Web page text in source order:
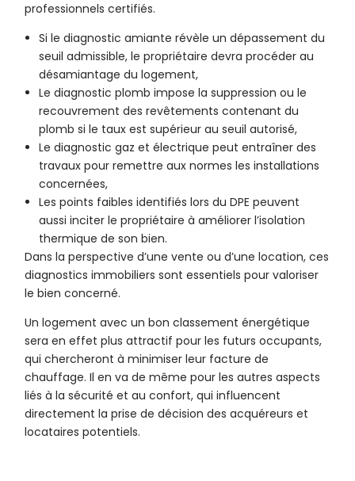
professionnels certifiés.
Si le diagnostic amiante révèle un dépassement du
seuil admissible, le propriétaire devra procéder au
désamiantage du logement,
Le diagnostic plomb impose la suppression ou le
recouvrement des revêtements contenant du
plomb si le taux est supérieur au seuil autorisé,
Le diagnostic gaz et électrique peut entraîner des
travaux pour remettre aux normes les installations
concernées,
Les points faibles identifiés lors du DPE peuvent
aussi inciter le propriétaire à améliorer l’isolation
thermique de son bien.
Dans la perspective d’une vente ou d’une location, ces
diagnostics immobiliers sont essentiels pour valoriser
le bien concerné.
Un logement avec un bon classement énergétique
sera en effet plus attractif pour les futurs occupants,
qui chercheront à minimiser leur facture de
chauffage. Il en va de même pour les autres aspects
liés à la sécurité et au confort, qui influencent
directement la prise de décision des acquéreurs et
locataires potentiels.